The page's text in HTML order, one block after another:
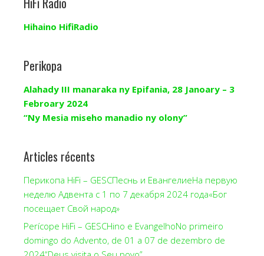
Hihaino HifiRadio
Perikopa
Alahady III manaraka ny Epifania, 28 Janoary – 3
Febroary 2024
“Ny Mesia miseho manadio ny olony”
Articles récents
Перикопа HiFi – GESCПеснь и ЕвангелиеНа первую
неделю Адвента с 1 по 7 декабря 2024 года«Бог
посещает Свой народ»
Perícope HiFi – GESCHino e EvangelhoNo primeiro
domingo do Advento, de 01 a 07 de dezembro de